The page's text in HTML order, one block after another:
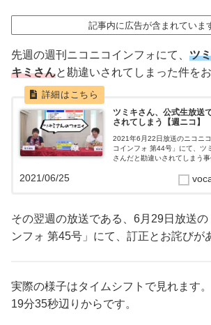
記事内に広告が含まれていま
先週の週刊ニコニコインフォにて、 ツ
キミさんと勘違いされてしまった件を
ツミキさん、公式生放送
されてしまう【週ニコ】
2021年6月22日放送のニコニ
コインフォ 第44号」にて、ツ
さんだと勘違いされてしまう
ニコインフォとは毎週火曜日
2021/06/25
その翌週の放送である、6月29日放送の
ンフォ 第45号」にて、訂正とお詫びが
実際の様子はタイムシフトで見れます。
19分35秒辺りからです。